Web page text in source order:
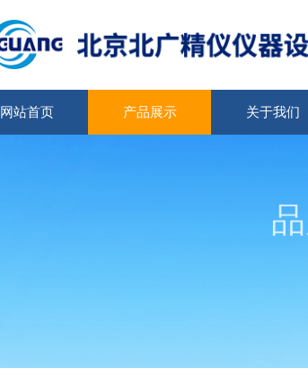
网站首页 产品展示 关于我们